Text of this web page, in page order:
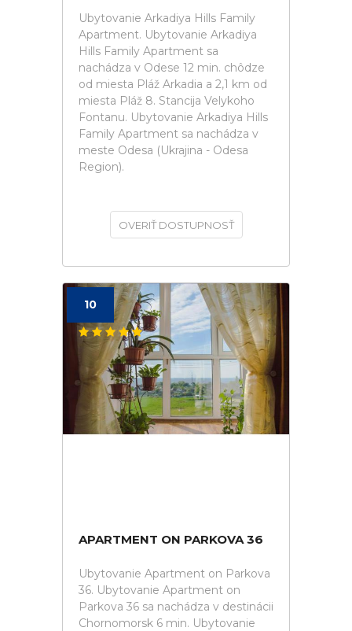
Ubytovanie Arkadiya Hills Family
Apartment. Ubytovanie Arkadiya
Hills Family Apartment sa
nachádza v Odese 12 min. chôdze
od miesta Pláž Arkadia a 2,1 km od
miesta Pláž 8. Stancija Velykoho
Fontanu. Ubytovanie Arkadiya Hills
Family Apartment sa nachádza v
meste Odesa (Ukrajina - Odesa
Region).
OVERIŤ DOSTUPNOSŤ
10
APARTMENT ON PARKOVA 36
Ubytovanie Apartment on Parkova
36. Ubytovanie Apartment on
Parkova 36 sa nachádza v destinácii
Chornomorsk 6 min. Ubytovanie